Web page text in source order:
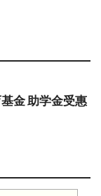
金 助学金受惠